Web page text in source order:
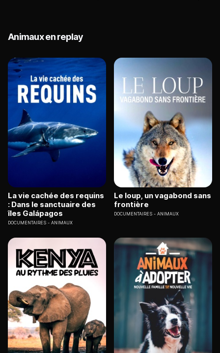
Animaux en replay
La vie cachée des requins
: Dans le sanctuaire des
îles Galápagos
DOCUMENTAIRES ANIMAUX
Le loup, un vagabond sans
frontière
DOCUMENTAIRES ANIMAUX